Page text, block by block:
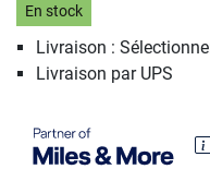
En stock
Livraison :
Livraison par UPS